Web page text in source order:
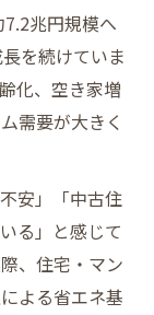
兆円規模へ
を続けていま
化、空き家増
需要が大きく
安」「中古住
る」と感じて
、住宅・マン
よる省エネ基